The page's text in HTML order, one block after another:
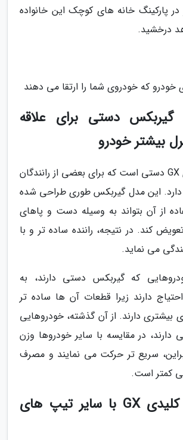
در پارکینگ خانه های کوچک این خانواده
درخشید.
که خودروی شما را ارتقا می دهند
گیربکس دستی برای علاقه
بیشتر خودرو
گیربکس خودروی GX دستی است که برای بعضی از رانندگان
این مدل گیربکس طوری طراحی شده
از آن بتواند به وسیله دست و پاهای
کند. در نتیجه، راننده ساده تر و با
می نماید.
که گیربکس دستی دارند، به
دارند زیرا قطعات آن ها ساده تر
بیشتری دارند. از آن گذشته، خودروهایی
در مقایسه با سایر خودروها وزن
سریع تر حرکت می نمایند و مصرف
کمتر است.
تفاوت های کلیدی GX با سایر تیپ های